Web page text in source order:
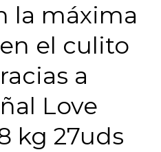
la máxima
el culito
a
Love
kg 27uds